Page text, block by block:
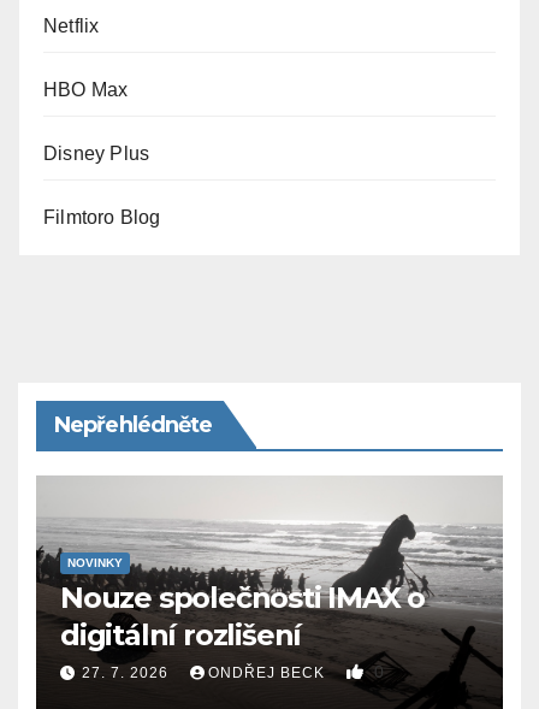
Netflix
HBO Max
Disney Plus
Filmtoro Blog
Nepřehlédněte
NOVINKY
Nouze společnosti IMAX o
digitální rozlišení
27. 7. 2026 ONDŘEJ BECK 0